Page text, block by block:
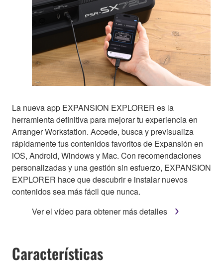
La nueva app EXPANSION EXPLORER es la
herramienta definitiva para mejorar tu experiencia en
Arranger Workstation. Accede, busca y previsualiza
rápidamente tus contenidos favoritos de Expansión en
iOS, Android, Windows y Mac. Con recomendaciones
personalizadas y una gestión sin esfuerzo, EXPANSION
EXPLORER hace que descubrir e instalar nuevos
contenidos sea más fácil que nunca.
Ver el vídeo para obtener más detalles
Características